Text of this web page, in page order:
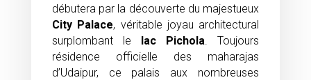
débutera par la découverte du majestueux
City Palace, véritable joyau architectural
surplombant le lac Pichola . Toujours
résidence officielle des maharajas
d’Udaipur, ce palais aux nombreuses